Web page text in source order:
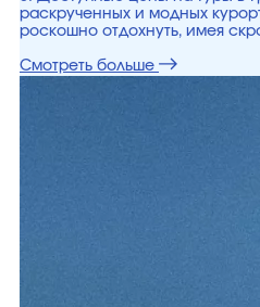
раскрученных и модных
роскошно отдохнуть, имея
Смотреть больше